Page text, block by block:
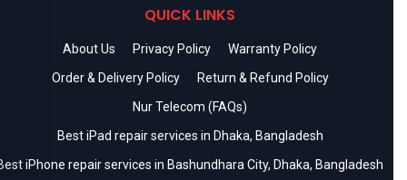
QUICK LINKS
About Us Privacy Policy
Warranty Policy
Order & Delivery Policy
Return & Refund Policy
Nur Telecom (FAQs)
Best iPad repair services in Dhaka, Bangladesh
iPhone repair services in Bashundhara City, Dhaka, Bangladesh